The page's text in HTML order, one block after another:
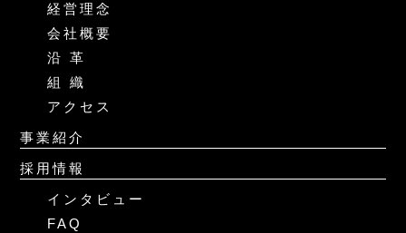
経営理念
会社概要
沿 革
組 織
アクセス
事業紹介
採用情報
インタビュー
FAQ